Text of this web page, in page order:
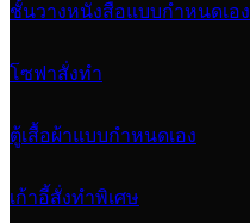
ชั้นวางหนังสือแบบกำหนดเอง
โซฟาสั่งทำ
ตู้เสื้อผ้าแบบกำหนดเอง
เก้าอี้สั่งทำพิเศษ